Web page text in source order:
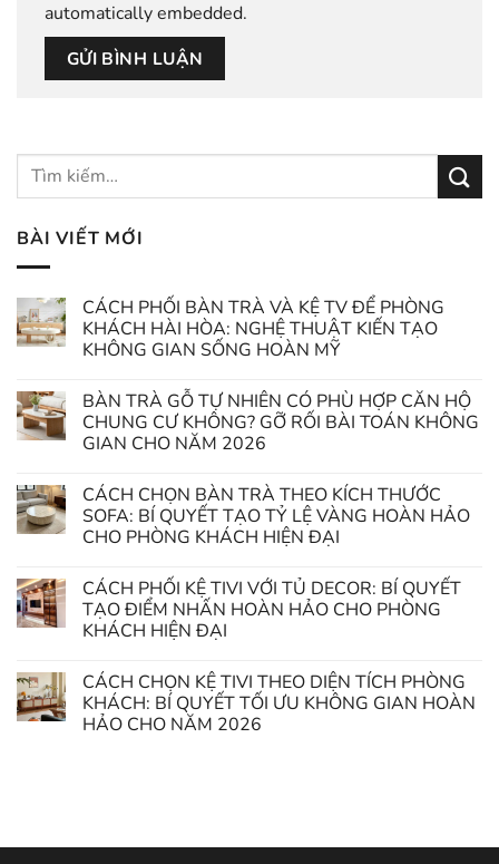
automatically embedded.
BÀI VIẾT MỚI
CÁCH PHỐI BÀN TRÀ VÀ KỆ TV ĐỂ PHÒNG
KHÁCH HÀI HÒA: NGHỆ THUẬT KIẾN TẠO
KHÔNG GIAN SỐNG HOÀN MỸ
BÀN TRÀ GỖ TỰ NHIÊN CÓ PHÙ HỢP CĂN HỘ
CHUNG CƯ KHÔNG? GỠ RỐI BÀI TOÁN KHÔNG
GIAN CHO NĂM 2026
CÁCH CHỌN BÀN TRÀ THEO KÍCH THƯỚC
SOFA: BÍ QUYẾT TẠO TỶ LỆ VÀNG HOÀN HẢO
CHO PHÒNG KHÁCH HIỆN ĐẠI
CÁCH PHỐI KỆ TIVI VỚI TỦ DECOR: BÍ QUYẾT
TẠO ĐIỂM NHẤN HOÀN HẢO CHO PHÒNG
KHÁCH HIỆN ĐẠI
CÁCH CHỌN KỆ TIVI THEO DIỆN TÍCH PHÒNG
KHÁCH: BÍ QUYẾT TỐI ƯU KHÔNG GIAN HOÀN
HẢO CHO NĂM 2026